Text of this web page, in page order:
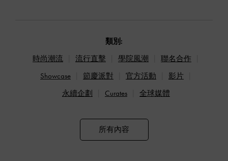
類別:
時尚潮流
流行直擊 學院風潮
聯名合作
Showcase
節慶派對 官方活動
影片
永續企劃
Curates 全球媒體
所有內容